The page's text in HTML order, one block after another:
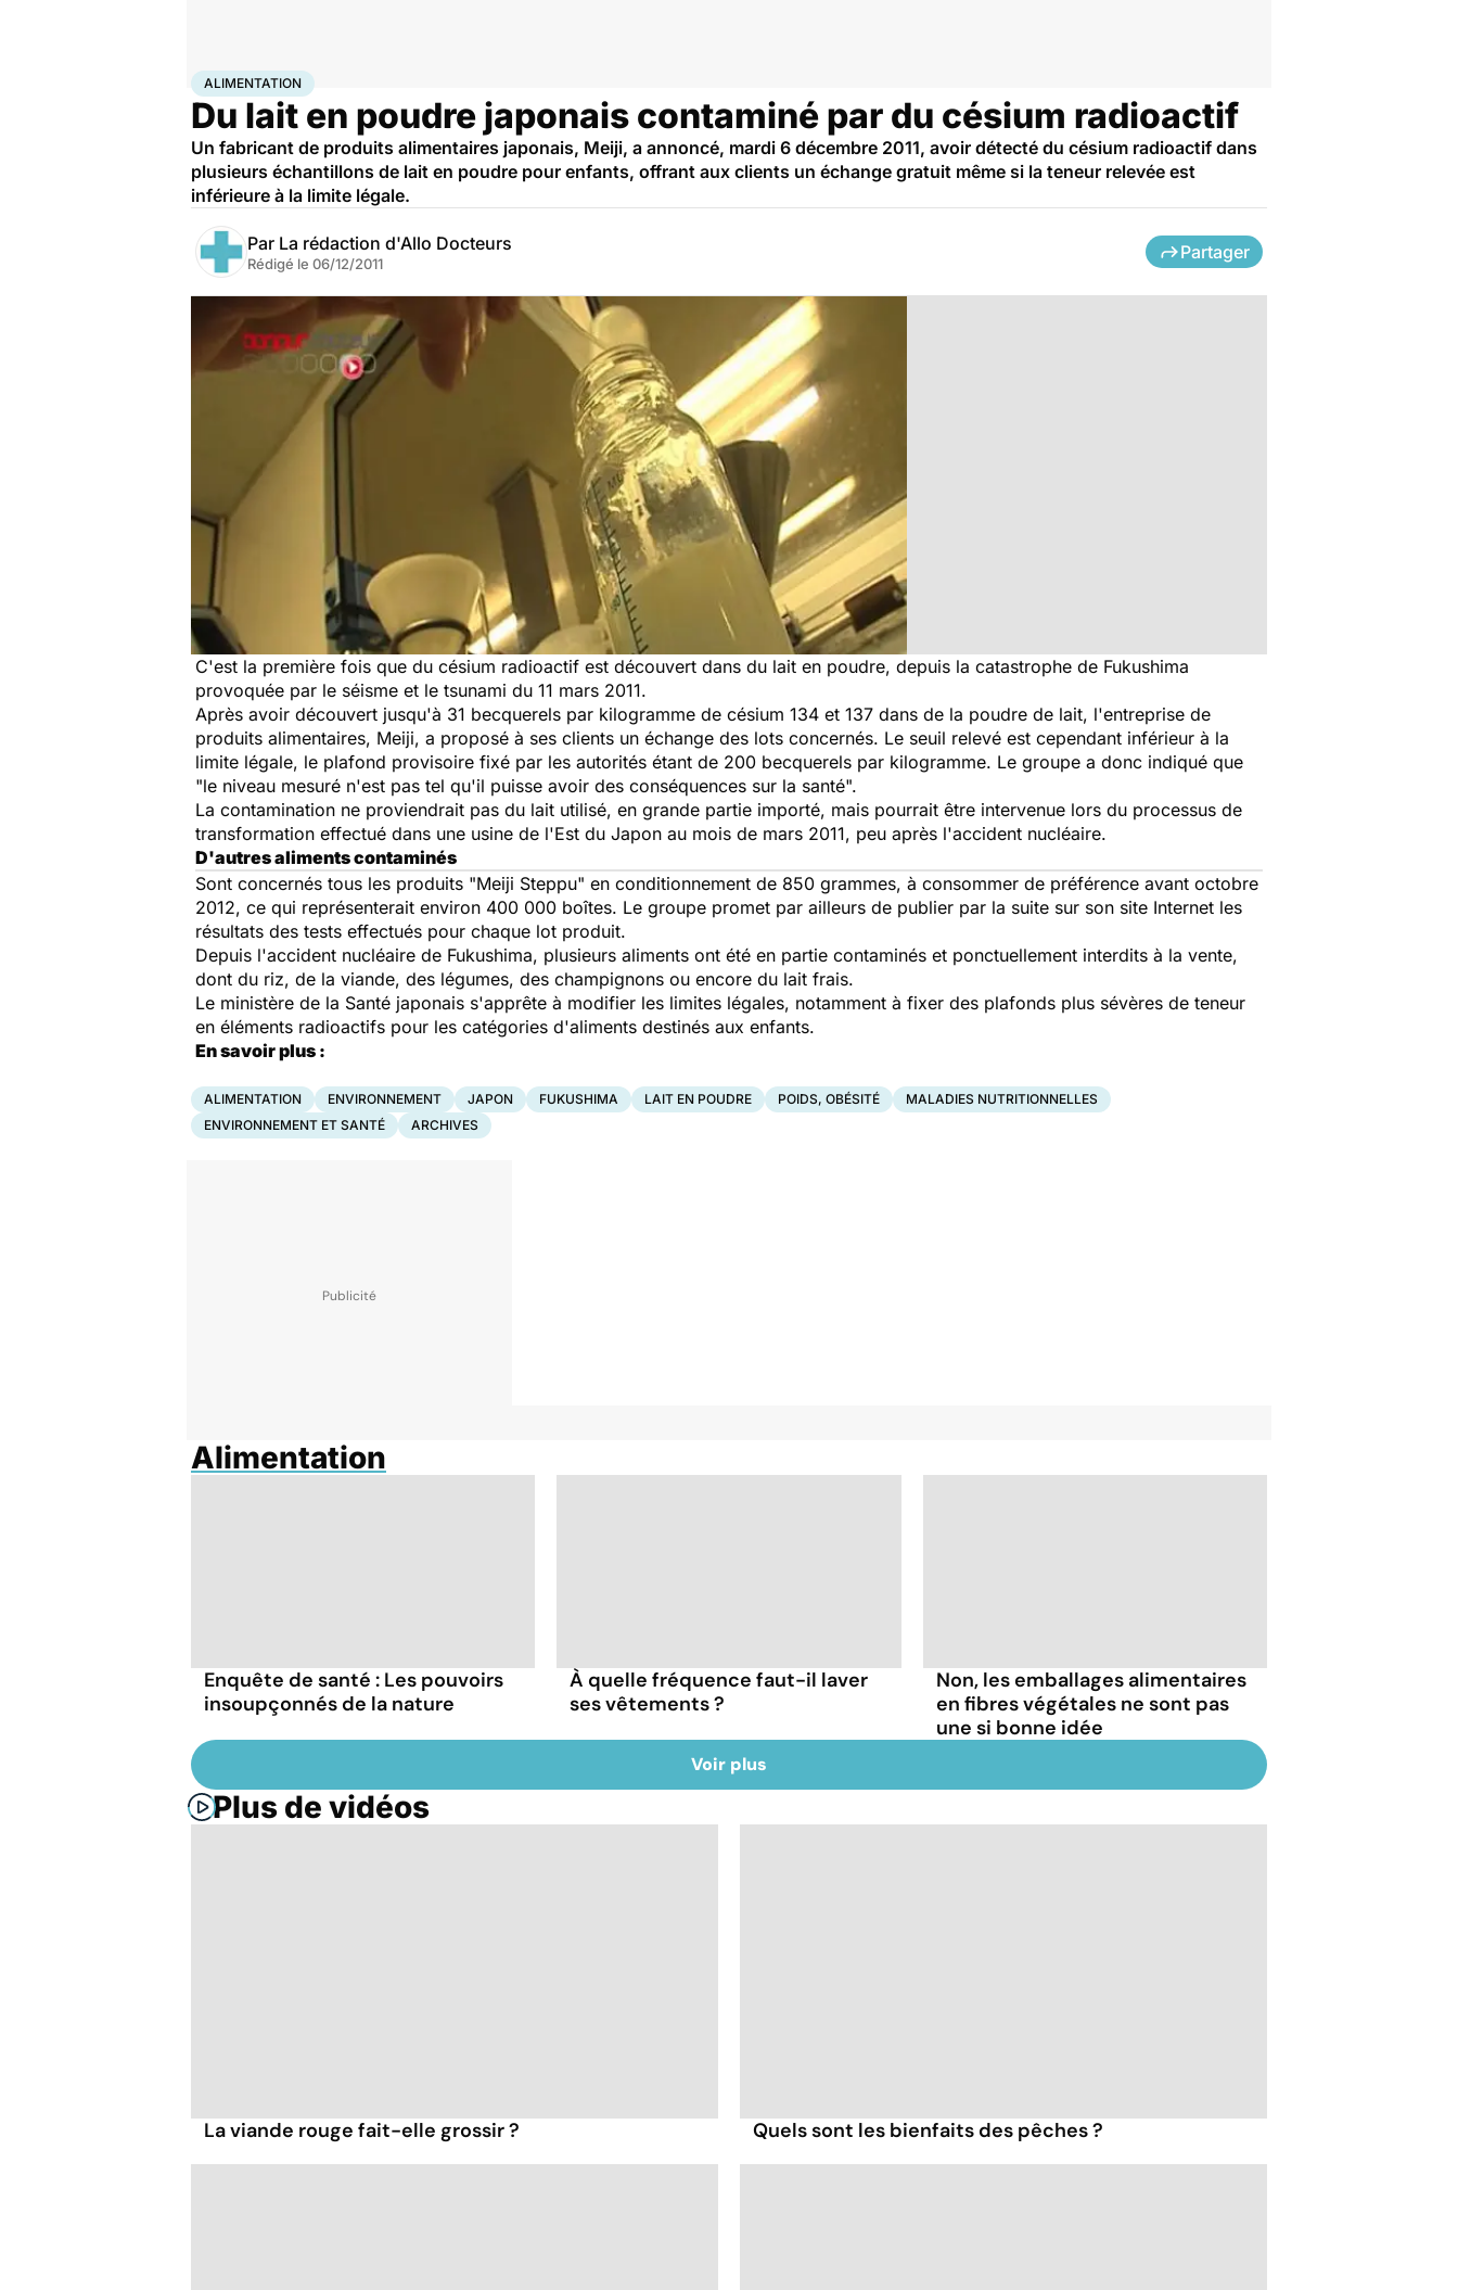
AccueilSantéMaladies
ALIMENTATION
Du lait en poudre japonais contaminé par du césium radioactif
Un fabricant de produits alimentaires japonais, Meiji, a annoncé, mardi 6 décembre 2011, avoir détecté du césium radioactif dans
plusieurs échantillons de lait en poudre pour enfants, offrant aux clients un échange gratuit même si la teneur relevée est
inférieure à la limite légale.
Par La rédaction d'Allo Docteurs
Rédigé le 06/12/2011
Partager
C'est la première fois que du césium radioactif est découvert dans du lait en poudre, depuis la catastrophe de Fukushima
provoquée par le séisme et le tsunami du 11 mars 2011.
Après avoir découvert jusqu'à 31 becquerels par kilogramme de césium 134 et 137 dans de la poudre de lait, l'entreprise de
produits alimentaires, Meiji, a proposé à ses clients un échange des lots concernés. Le seuil relevé est cependant inférieur à la
limite légale, le plafond provisoire fixé par les autorités étant de 200 becquerels par kilogramme. Le groupe a donc indiqué que
"le niveau mesuré n'est pas tel qu'il puisse avoir des conséquences sur la santé".
La contamination ne proviendrait pas du lait utilisé, en grande partie importé, mais pourrait être intervenue lors du processus de
transformation effectué dans une usine de l'Est du Japon au mois de mars 2011, peu après l'accident nucléaire.
D'autres aliments contaminés
Sont concernés tous les produits "Meiji Steppu" en conditionnement de 850 grammes, à consommer de préférence avant octobre
2012, ce qui représenterait environ 400 000 boîtes. Le groupe promet par ailleurs de publier par la suite sur son site Internet les
résultats des tests effectués pour chaque lot produit.
Depuis l'accident nucléaire de Fukushima, plusieurs aliments ont été en partie contaminés et ponctuellement interdits à la vente,
dont du riz, de la viande, des légumes, des champignons ou encore du lait frais.
Le ministère de la Santé japonais s'apprête à modifier les limites légales, notamment à fixer des plafonds plus sévères de teneur
en éléments radioactifs pour les catégories d'aliments destinés aux enfants.
En savoir plus :
ALIMENTATION ENVIRONNEMENT JAPON FUKUSHIMA LAIT EN POUDRE POIDS, OBÉSITÉ
MALADIES NUTRITIONNELLES
ENVIRONNEMENT ET SANTÉ
ARCHIVES
Alimentation
Enquête de santé : Les pouvoirs
insoupçonnés de la nature
À quelle fréquence faut-il laver
ses vêtements ?
Non, les emballages alimentaires
en fibres végétales ne sont pas
une si bonne idée
Voir plus
Plus de vidéos
La viande rouge fait-elle grossir ? Quels sont les bienfaits des pêches ?